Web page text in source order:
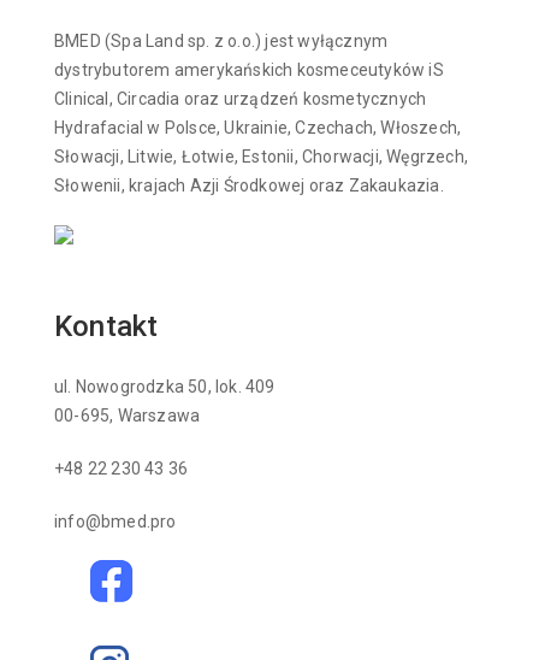
BMED (Spa Land sp. z o.o.) jest wyłącznym
dystrybutorem amerykańskich kosmeceutyków iS
Clinical, Circadia oraz urządzeń kosmetycznych
Hydrafacial w Polsce, Ukrainie, Czechach, Włoszech,
Słowacji, Litwie, Łotwie, Estonii, Chorwacji, Węgrzech,
Słowenii, krajach Azji Środkowej oraz Zakaukazia.
Kontakt
ul. Nowogrodzka 50, lok. 409
00-695, Warszawa
+48 22 230 43 36
info@bmed.pro